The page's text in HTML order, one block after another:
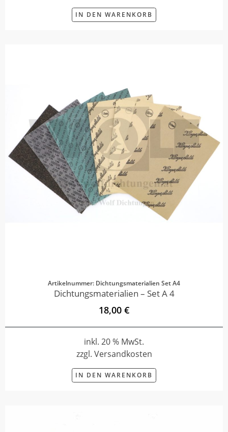
IN DEN WARENKORB
Artikelnummer: Dichtungsmaterialien Set A4
Dichtungsmaterialien – Set A 4
18,00 €
inkl. 20 % MwSt.
zzgl. Versandkosten
IN DEN WARENKORB